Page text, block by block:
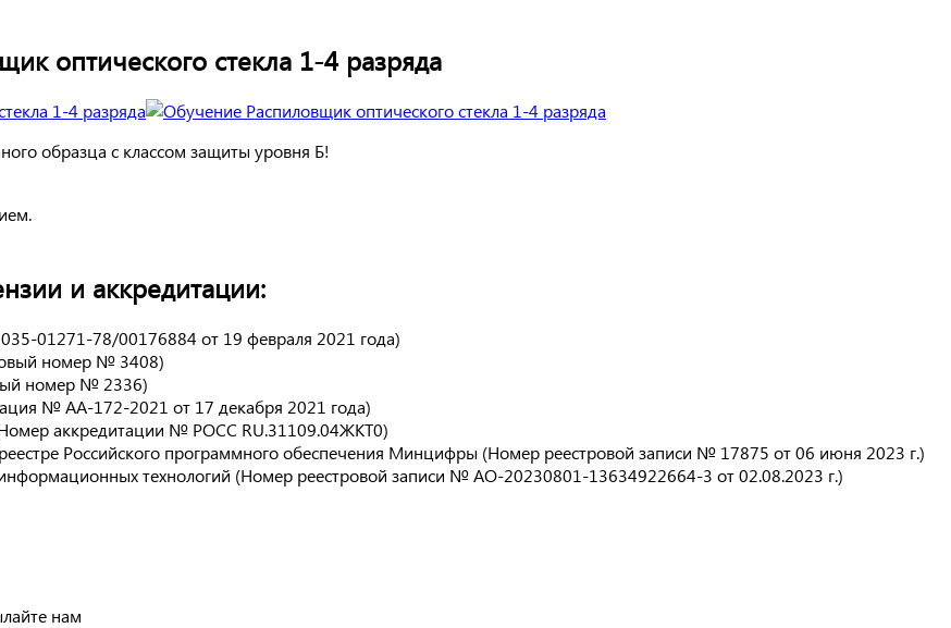
оптического стекла 1-4 разряда
образца с классом защиты уровня Б!
и аккредитации:
01271-78/00176884 от 19 февраля 2021 года)
номер № 3408)
номер № 2336)
№ АА-172-2021 от 17 декабря 2021 года)
аккредитации № РОСС RU.31109.04ЖКТ0)
Российского программного обеспечения Минцифры (Номер реестровой записи № 17875 от 06 июня 2023 г.)
технологий (Номер реестровой записи № АО-20230801-13634922664-3 от 02.08.2023 г.)
нам